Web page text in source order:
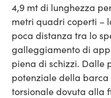
4,9 mt di lunghezza
metri quadri coperti –
poca distanza tra lo
galleggiamento di
piena di schizzi. Dalle
potenziale della
torsionale dovuta alla